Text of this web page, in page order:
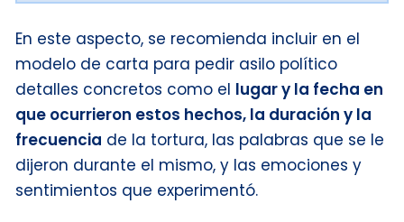
En este aspecto, se recomienda incluir en el
modelo de carta para pedir asilo político
detalles concretos como el lugar y la fecha en
que ocurrieron estos hechos, la duración y la
frecuencia de la tortura, las palabras que se le
dijeron durante el mismo, y las emociones y
sentimientos que experimentó.